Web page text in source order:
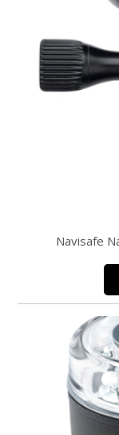
Navisafe